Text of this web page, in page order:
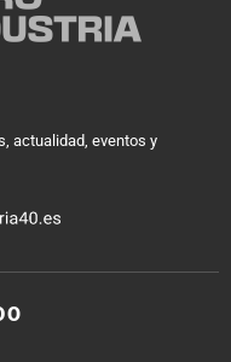
actualidad, eventos y